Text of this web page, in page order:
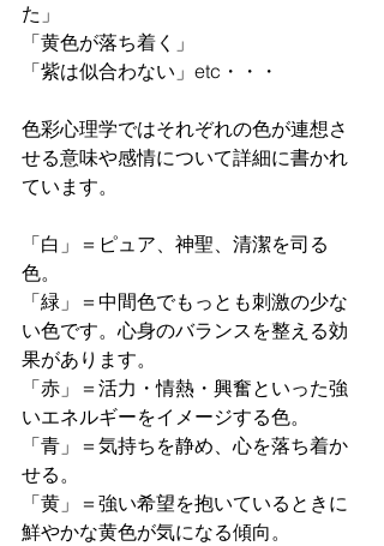
た」
「黄色が落ち着く」
「紫は似合わない」etc・・・
色彩心理学ではそれぞれの色が連想さ
せる意味や感情について詳細に書かれ
ています。
「白」＝ピュア、神聖、清潔を司る
色。
「緑」＝中間色でもっとも刺激の少な
い色です。心身のバランスを整える効
果があります。
「赤」＝活力・情熱・興奮といった強
いエネルギーをイメージする色。
「青」＝気持ちを静め、心を落ち着か
せる。
「黄」＝強い希望を抱いているときに
鮮やかな黄色が気になる傾向。